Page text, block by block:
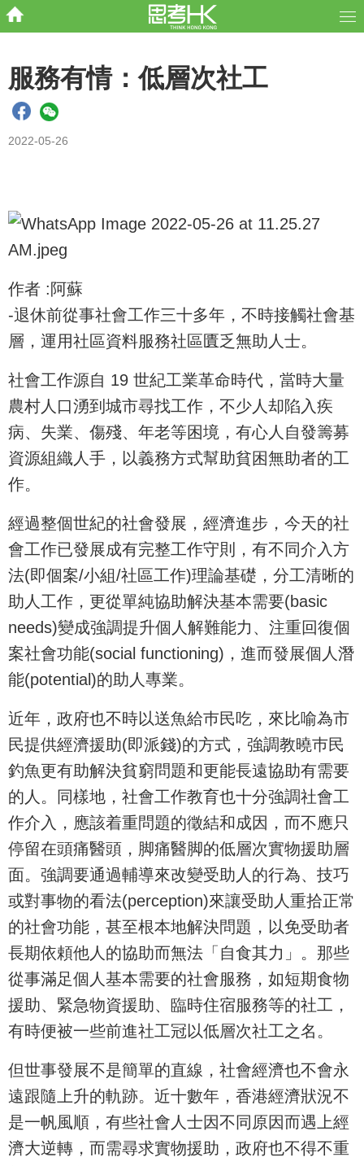
服務有情：低層次社工
2022-05-26
作者 :阿蘇
-退休前從事社會工作三十多年，不時接觸社會基
層，運用社區資料服務社區匱乏無助人士。
社會工作源自 19 世紀工業革命時代，當時大量
農村人口湧到城市尋找工作，不少人却陷入疾
病、失業、傷殘、年老等困境，有心人自發籌募
資源組織人手，以義務方式幫助貧困無助者的工
作。
經過整個世紀的社會發展，經濟進步，今天的社
會工作已發展成有完整工作守則，有不同介入方
法(即個案/小組/社區工作)理論基礎，分工清晰的
助人工作，更從單純協助解決基本需要(basic
needs)變成強調提升個人解難能力、注重回復個
案社會功能(social functioning)，進而發展個人潛
能(potential)的助人專業。
近年，政府也不時以送魚給巿民吃，來比喻為市
民提供經濟援助(即派錢)的方式，強調教曉巿民
釣魚更有助解決貧窮問題和更能長遠協助有需要
的人。同樣地，社會工作教育也十分強調社會工
作介入，應該着重問題的徵結和成因，而不應只
停留在頭痛醫頭，脚痛醫脚的低層次實物援助層
面。強調要通過輔導來改變受助人的行為、技巧
或對事物的看法(perception)來讓受助人重拾正常
的社會功能，甚至根本地解決問題，以免受助者
長期依頼他人的協助而無法「自食其力」。那些
從事滿足個人基本需要的社會服務，如短期食物
援助、緊急物資援助、臨時住宿服務等的社工，
有時便被一些前進社工冠以低層次社工之名。
但世事發展不是簡單的直線，社會經濟也不會永
遠跟隨上升的軌跡。近十數年，香港經濟狀況不
是一帆風順，有些社會人士因不同原因而遇上經
濟大逆轉，而需尋求實物援助，政府也不得不重